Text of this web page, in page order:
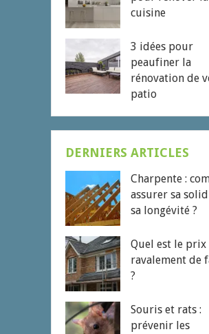
cuisine
3 idées pour
peaufiner la
rénovation de
patio
DERNIERS ARTICLES
Charpente :
assurer sa
sa longévité ?
Quel est le prix
ravalement de
?
Souris et rats :
prévenir les